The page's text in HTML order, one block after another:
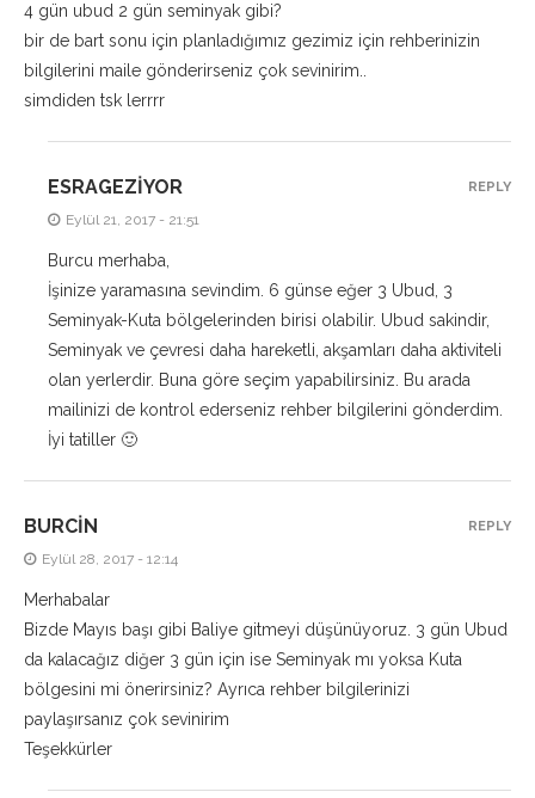
4 gün ubud 2 gün seminyak gibi?
bir de bart sonu için planladığımız gezimiz için rehberinizin
bilgilerini maile gönderirseniz çok sevinirim..
simdiden tsk lerrrr
ESRAGEZIYOR
Eylül 21, 2017 - 21:51
Burcu merhaba,
İşinize yaramasına sevindim. 6 günse eğer 3 Ubud, 3
Seminyak-Kuta bölgelerinden birisi olabilir. Ubud sakindir,
Seminyak ve çevresi daha hareketli, akşamları daha aktiviteli
olan yerlerdir. Buna göre seçim yapabilirsiniz. Bu arada
mailinizi de kontrol ederseniz rehber bilgilerini gönderdim.
İyi tatiller 🙂
REPLY
BURCIN
Eylül 28, 2017 - 12:14
Merhabalar
Bizde Mayıs başı gibi Baliye gitmeyi düşünüyoruz. 3 gün Ubud
da kalacağız diğer 3 gün için ise Seminyak mı yoksa Kuta
bölgesini mi önerirsiniz? Ayrıca rehber bilgilerinizi
paylaşırsanız çok sevinirim
Teşekkürler
REPLY